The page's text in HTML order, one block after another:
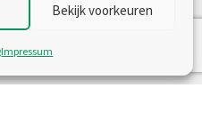
Bekijk voorkeuren
Impressum